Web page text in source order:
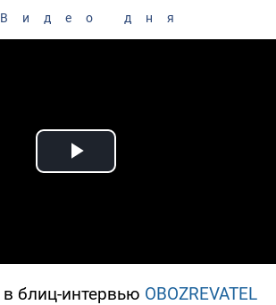
Видео дня
Play Video
в блиц-интервью OBOZREVATEL